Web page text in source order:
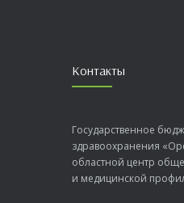
Контакты
Государственное
здравоохранения
областной центр
и медицинской